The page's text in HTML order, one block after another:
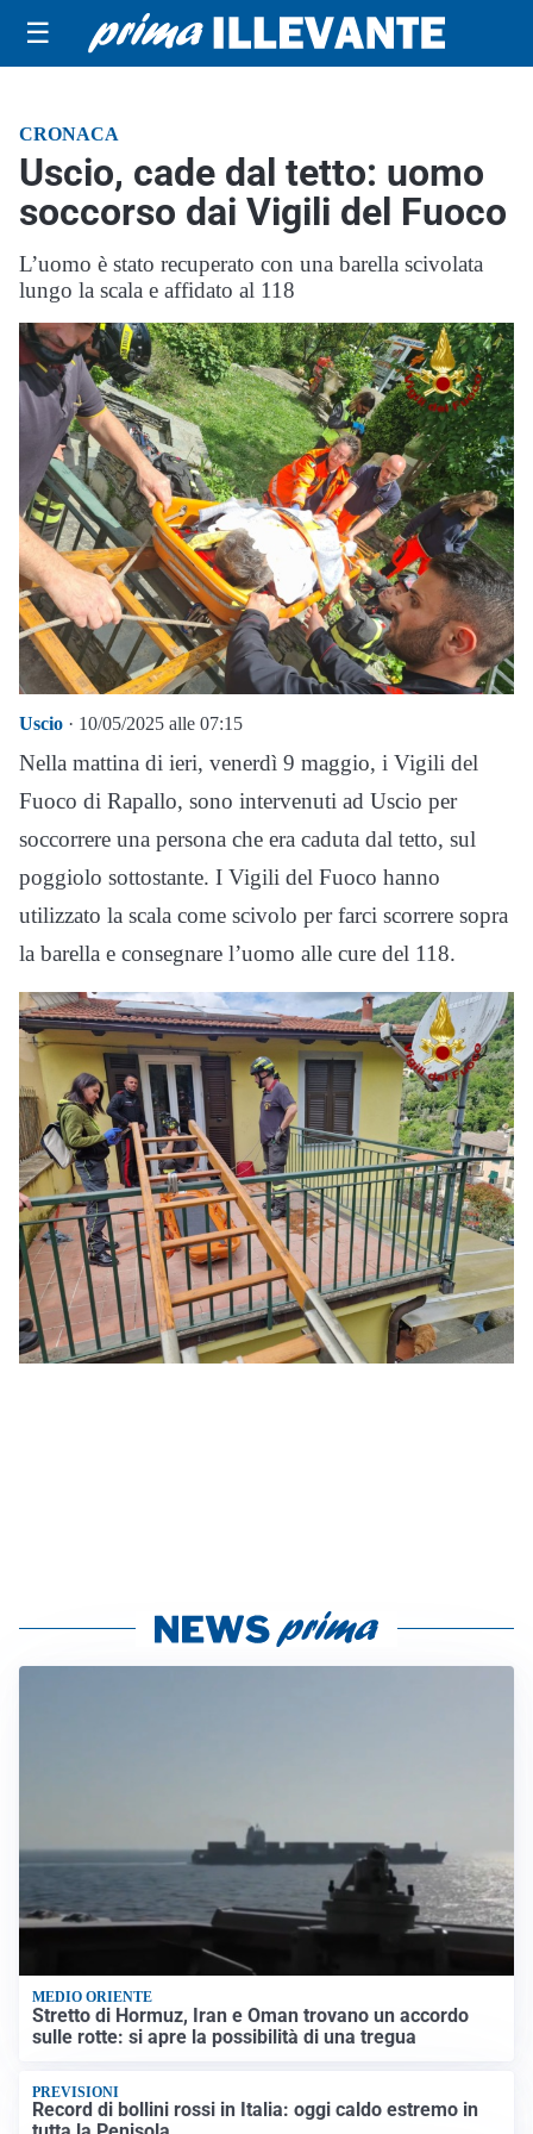
☰
CRONACA
Uscio, cade dal tetto: uomo
soccorso dai Vigili del Fuoco
L’uomo è stato recuperato con una barella scivolata
lungo la scala e affidato al 118
Uscio · 10/05/2025 alle 07:15
Nella mattina di ieri, venerdì 9 maggio, i Vigili del
Fuoco di Rapallo, sono intervenuti ad Uscio per
soccorrere una persona che era caduta dal tetto, sul
poggiolo sottostante. I Vigili del Fuoco hanno
utilizzato la scala come scivolo per farci scorrere sopra
la barella e consegnare l’uomo alle cure del 118.
MEDIO ORIENTE
Stretto di Hormuz, Iran e Oman trovano un accordo
sulle rotte: si apre la possibilità di una tregua
PREVISIONI
Record di bollini rossi in Italia: oggi caldo estremo in